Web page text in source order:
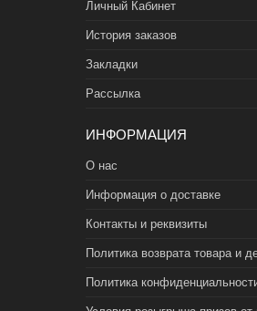
Личный Кабинет
История заказов
Закладки
Рассылка
ИНФОРМАЦИЯ
О нас
Информация о доставке
Контакты и реквизиты
Политика возврата товара и
Политика